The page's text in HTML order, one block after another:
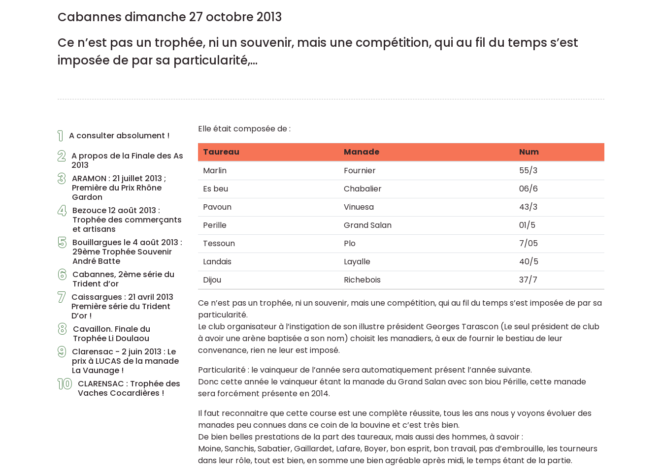
Cabannes dimanche 27 octobre 2013
Ce n’est pas un trophée, ni un souvenir, mais une compétition, qui au fil du temps s’est
imposée de par sa particularité,...
1 A consulter absolument !
2 A propos de la Finale des As
2013
3 ARAMON : 21 juillet 2013 ;
Première du Prix Rhône
Gardon
4 Bezouce 12 août 2013 :
Trophée des commerçants
et artisans
5 Bouillargues le 4 août 2013 :
29ème Trophée Souvenir
André Batte
6 Cabannes, 2ème série du
Trident d’or
7 Caissargues : 21 avril 2013
Première série du Trident
D’or !
8
Cavaillon. Finale du
Trophée Li Doulaou
9 Clarensac - 2 juin 2013 : Le
prix à LUCAS de la manade
La Vaunage !
10 CLARENSAC : Trophée des
Vaches Cocardières !
Elle était composée de :
Taureau Manade
Num
Marlin
Fournier
55/3
Es beu
Chabalier
06/6
Pavoun
Vinuesa
43/3
Perille
Grand Salan
01/5
Tessoun
Plo
7/05
Landais
Layalle
40/5
Dijou
Richebois 37/7
Ce n’est pas un trophée, ni un souvenir, mais une compétition, qui au fil du temps s’est imposée de par sa
particularité.
Le club organisateur à l’instigation de son illustre président Georges Tarascon (Le seul président de club
à avoir une arène baptisée a son nom) choisit les manadiers, à eux de fournir le bestiau de leur
convenance, rien ne leur est imposé.
Particularité : le vainqueur de l’année sera automatiquement présent l’année suivante.
Donc cette année le vainqueur étant la manade du Grand Salan avec son biou Pérille, cette manade
sera forcément présente en 2014.
Il faut reconnaitre que cette course est une complète réussite, tous les ans nous y voyons évoluer des
manades peu connues dans ce coin de la bouvine et c’est très bien.
De bien belles prestations de la part des taureaux, mais aussi des hommes, à savoir :
Moine, Sanchis, Sabatier, Gaillardet, Lafare, Boyer, bon esprit, bon travail, pas d’embrouille, les tourneurs
dans leur rôle, tout est bien, en somme une bien agréable après midi, le temps étant de la partie.